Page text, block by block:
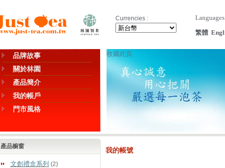
Currencies :
繁體
品牌故事
關於林園
產品簡介
我的帳戶
門市風格
收藏此頁
產品櫥窗
文創禮盒系列 (2)
我的帳號